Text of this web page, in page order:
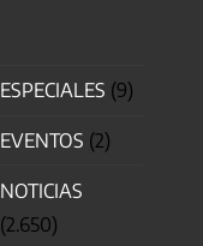
ESPECIALES (9)
EVENTOS (2)
NOTICIAS
(2.650)